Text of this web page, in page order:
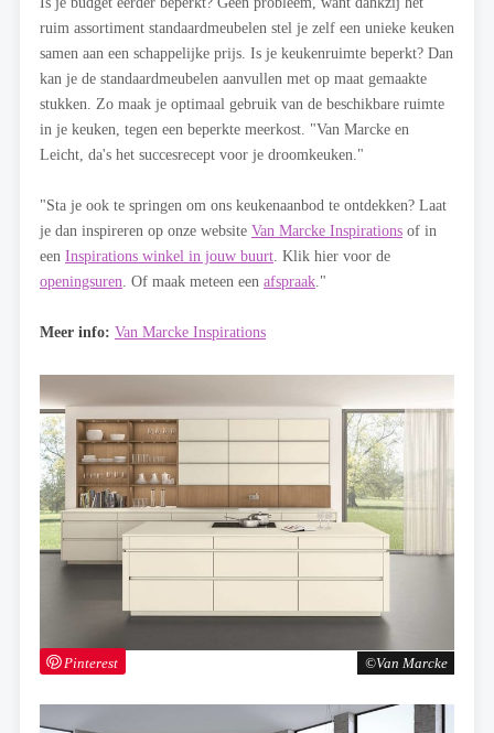
Van Marcke
Pinterest
ruim assortiment standaardmeubelen stel je zelf een unieke keuken
samen aan een schappelijke prijs. Is je keukenruimte beperkt? Dan
kan je de standaardmeubelen aanvullen met op maat gemaakte
stukken. Zo maak je optimaal gebruik van de beschikbare ruimte
in je keuken, tegen een beperkte meerkost. "Van Marcke en
Leicht, da's het succesrecept voor je droomkeuken."
"Sta je ook te springen om ons keukenaanbod te ontdekken? Laat
je dan inspireren op onze website Van Marcke Inspirations of in
een Inspirations winkel in jouw buurt . Klik hier voor de
openingsuren . Of maak meteen een afspraak ."
Meer info: Van Marcke Inspirations